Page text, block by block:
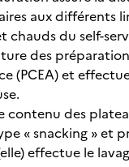
aux différents
du self-
des
(PCEA) et
contenu des
« snacking » et
effectue le